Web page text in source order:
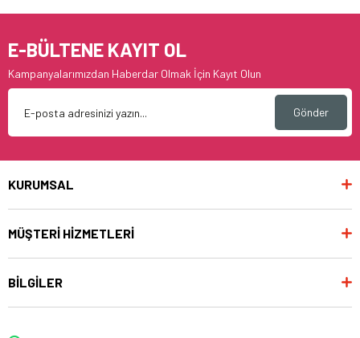
E-BÜLTENE KAYIT OL
Kampanyalarımızdan Haberdar Olmak İçin Kayıt Olun
Gönder
KURUMSAL
MÜŞTERİ HİZMETLERİ
BİLGİLER